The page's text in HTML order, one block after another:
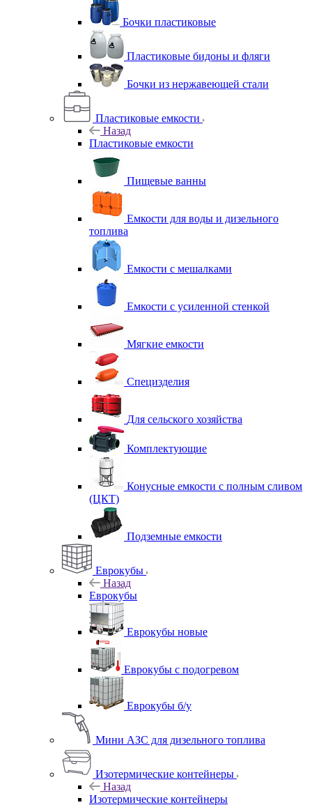
Бочки пластиковые
Пластиковые бидоны и фляги
Бочки из нержавеющей стали
Пластиковые емкости
Назад
Пластиковые емкости
Пищевые ванны
Емкости для воды и дизельного
топлива
Емкости с мешалками
Емкости с усиленной стенкой
Мягкие емкости
Специзделия
Для сельского хозяйства
Комплектующие
Конусные емкости с полным сливом
(ЦКТ)
Подземные емкости
Еврокубы
Назад
Еврокубы
Еврокубы новые
Еврокубы с подогревом
Еврокубы б/у
Мини АЗС для дизельного топлива
Изотермические контейнеры
Назад
Изотермические контейнеры